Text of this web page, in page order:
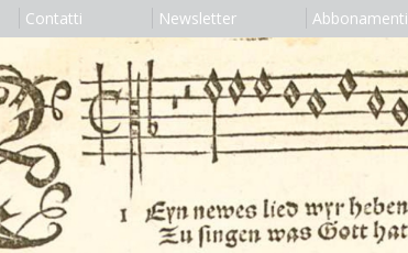
Contatti Newsletter Abbonamenti